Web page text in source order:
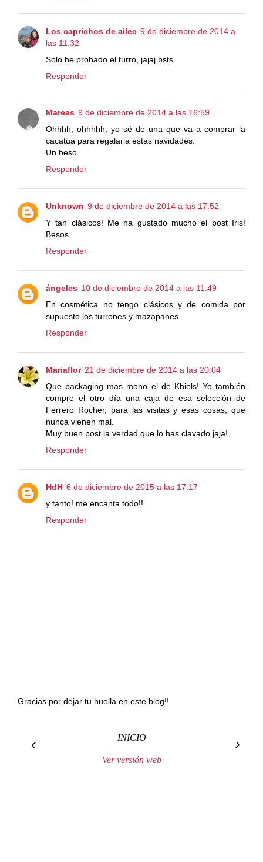
Los caprichos de ailec 9 de diciembre de 2014 a
las 11:32
Solo he probado el turro, jajaj.bsts
Responder
Mareas 9 de diciembre de 2014 a las 16:59
Ohhhh, ohhhhh, yo sé de una que va a comprar la
cacatua para regalarla estas navidades.
Un beso.
Responder
Unknown 9 de diciembre de 2014 a las 17:52
Y tan clásicos! Me ha gustado mucho el post Iris!
Besos
Responder
ángeles 10 de diciembre de 2014 a las 11:49
En cosmética no tengo clásicos y de comida por
supuesto los turrones y mazapanes.
Responder
Mariaflor 21 de diciembre de 2014 a las 20:04
Que packaging mas mono el de Khiels! Yo también
compre el otro día una caja de esa selección de
Ferrero Rocher, para las visitas y esas cosas, que
nunca vienen mal.
Muy buen post la verdad que lo has clavado jaja!
Responder
HdH 6 de diciembre de 2015 a las 17:17
y tanto! me encanta todo!!
Responder
Gracias por dejar tu huella en este blog!!
‹ ›
INICIO
Ver versión web